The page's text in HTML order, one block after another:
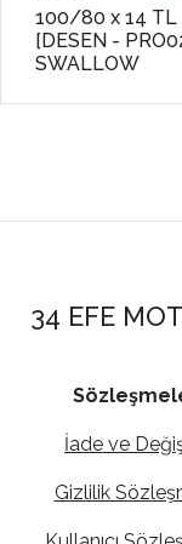
100/80 x 14 TL
[DESEN -
SWALLOW
34 EFE
İade ve
Gizlilik